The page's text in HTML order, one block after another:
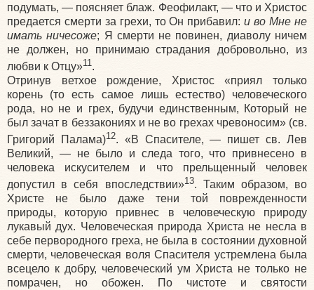
подумать, — поясняет блаж. Феофилакт, — что и Христос
предается смерти за грехи, то Он прибавил:и во Мне не
имать ничесоже; Я смерти не повинен, диаволу ничем
не должен, но принимаю страдания добровольно, из
любви к Отцу»11 .
Отринув ветхое рождение, Христос «приял только
корень (то есть самое лишь естество) человеческого
рода, но не и грех, будучи единственным, Который не
был зачат в беззакониях и не во грехах чревоносим» (св.
Григорий Палама)12. «В Спасителе, — пишет св. Лев
Великий, — не было и следа того, что привнесено в
человека искусителем и что прельщенный человек
допустил в себя впоследствии»13. Таким образом, во
Христе не было даже тени той поврежденности
природы, которую привнес в человеческую природу
лукавый дух. Человече­ская природа Христа не несла в
себе первородного греха, не была в состоянии духовной
смерти, человеческая воля Спасителя устремлена была
всецело к добру, человеческий ум Христа не только не
помрачен, но обожен. По чистоте и святости